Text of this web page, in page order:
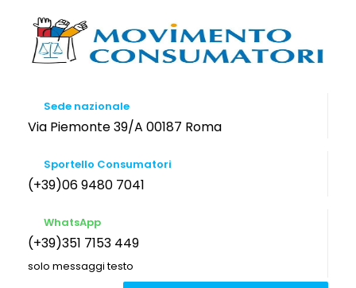
Sede nazionale
Via Piemonte 39/A 00187 Roma
Sportello Consumatori
(+39)06 9480 7041
WhatsApp
(+39)351 7153 449
solo messaggi testo